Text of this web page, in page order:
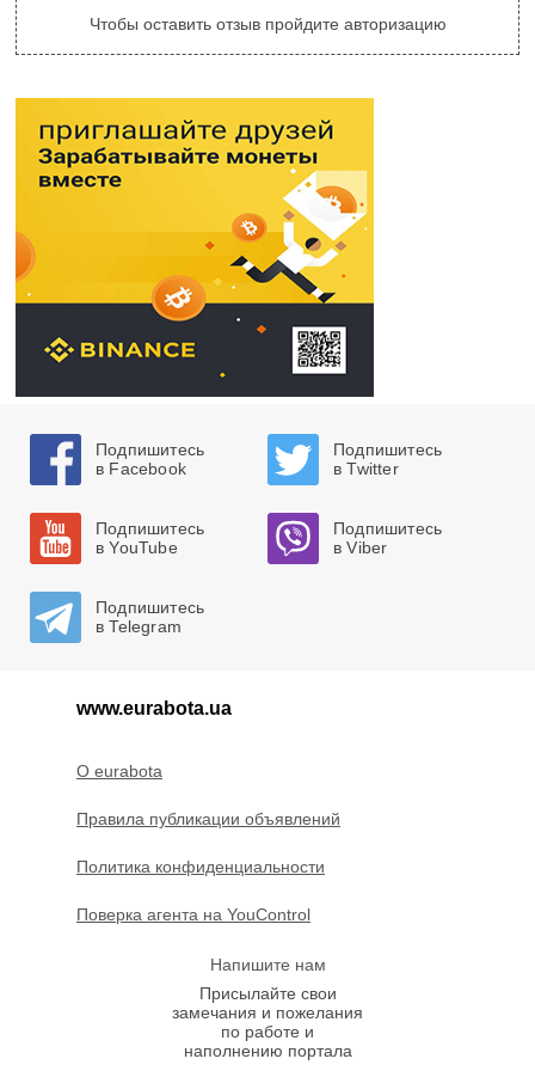
Чтобы оставить отзыв пройдите авторизацию
Подпишитесь
в Facebook
Подпишитесь
в Twitter
Подпишитесь
в YouTube
Подпишитесь
в Viber
Подпишитесь
в Telegram
www.eurabota.ua
O eurabota
Правила публикации объявлений
Политика конфиденциальности
Поверка агента на YouControl
Напишите нам
Присылайте свои
замечания и пожелания
по работе и
наполнению портала